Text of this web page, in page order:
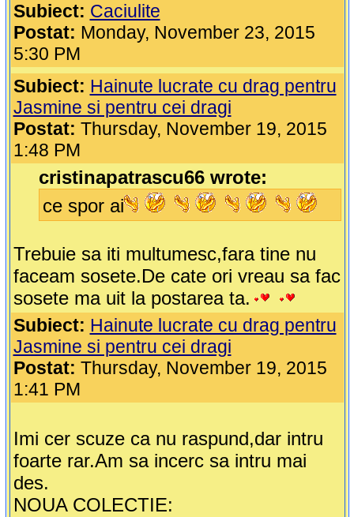
Subiect: Caciulite
Postat: Monday, November 23, 2015
5:30 PM
Subiect: Hainute lucrate cu drag pentru
Jasmine si pentru cei dragi
Postat: Thursday, November 19, 2015
1:48 PM
cristinapatrascu66 wrote:
ce spor ai
Trebuie sa iti multumesc,fara tine nu
faceam sosete.De cate ori vreau sa fac
sosete ma uit la postarea ta.
Subiect: Hainute lucrate cu drag pentru
Jasmine si pentru cei dragi
Postat: Thursday, November 19, 2015
1:41 PM
Imi cer scuze ca nu raspund,dar intru
foarte rar.Am sa incerc sa intru mai
des.
NOUA COLECTIE: